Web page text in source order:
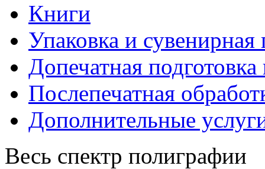
Книги
Упаковка и
Допечатная подготовка
Послепечатная
Дополнительные
Весь спектр полиграфии